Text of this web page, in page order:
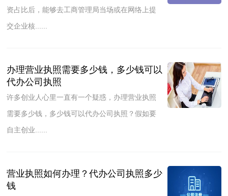
资占比后，能够去工商管理局当场或在网络上提
交企业核......
办理营业执照需要多少钱，多少钱可以
代办公司执照
许多创业人心里一直有一个疑惑，办理营业执照
需要多少钱，多少钱可以代办公司执照？假如要
自主创业......
营业执照如何办理？代办公司执照多少
钱